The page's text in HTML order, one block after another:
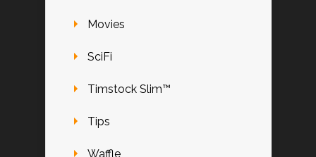
Movies
SciFi
Timstock Slim™
Tips
Waffle